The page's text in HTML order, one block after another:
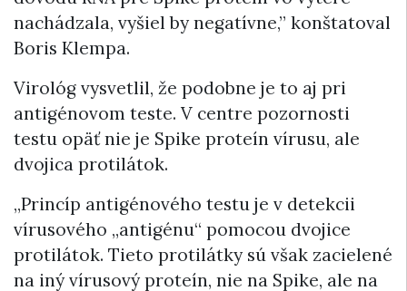
nachádzala, vyšiel by negatívne,” konštatoval
Boris Klempa.
Virológ vysvetlil, že podobne je to aj pri
antigénovom teste. V centre pozornosti
testu opäť nie je Spike proteín vírusu, ale
dvojica protilátok.
„Princíp antigénového testu je v detekcii
vírusového „antigénu“ pomocou dvojice
protilátok. Tieto protilátky sú však zacielené
na iný vírusový proteín, nie na Spike, ale na